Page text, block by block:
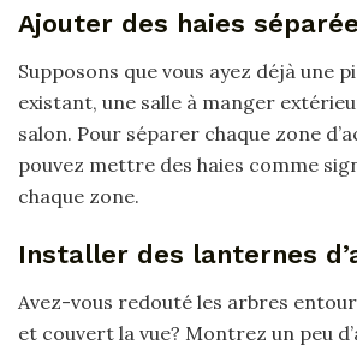
Ajouter des haies
Supposons que vous ayez déjà une
existant, une salle à manger
salon. Pour séparer chaque zone
pouvez mettre des haies comme
chaque zone.
Installer des lanternes
Avez-vous redouté les arbres
et couvert la vue? Montrez un peu